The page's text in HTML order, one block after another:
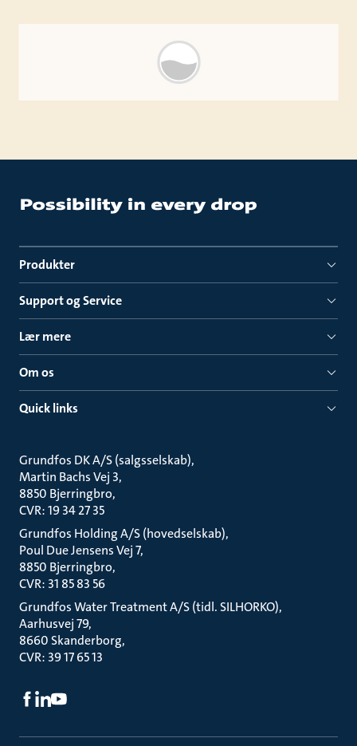
Produkter
Support og Service
Lær mere
Om os
Quick links
Grundfos DK A/S (salgsselskab)
Martin Bachs Vej 3
8850 Bjerringbro
CVR: 19 34 27 35
Grundfos Holding A/S (hovedselskab)
Poul Due Jensens Vej 7
8850 Bjerringbro
CVR: 31 85 83 56
Grundfos Water Treatment A/S (tidl. SILHORKO)
Aarhusvej 79
8660 Skanderborg
CVR: 39 17 65 13